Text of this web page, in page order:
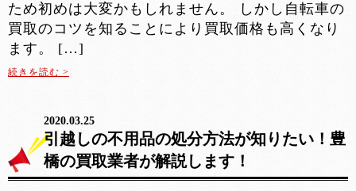
ため初めは大変かもしれません。 しかし自転車の
買取のコツを知ることにより買取価格も高くなり
ます。 […]
続きを読む >
2020.03.25
引越しの不用品の処分方法が知りたい！豊
橋の買取業者が解説します！